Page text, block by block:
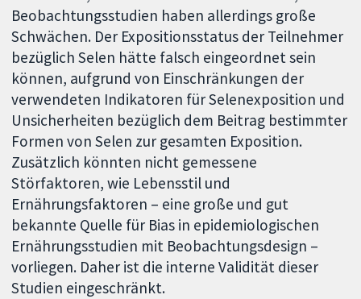
Beobachtungsstudien haben allerdings große
Schwächen. Der Expositionsstatus der Teilnehmer
bezüglich Selen hätte falsch eingeordnet sein
können, aufgrund von Einschränkungen der
verwendeten Indikatoren für Selenexposition und
Unsicherheiten bezüglich dem Beitrag bestimmter
Formen von Selen zur gesamten Exposition.
Zusätzlich könnten nicht gemessene
Störfaktoren, wie Lebensstil und
Ernährungsfaktoren – eine große und gut
bekannte Quelle für Bias in epidemiologischen
Ernährungsstudien mit Beobachtungsdesign –
vorliegen. Daher ist die interne Validität dieser
Studien eingeschränkt.